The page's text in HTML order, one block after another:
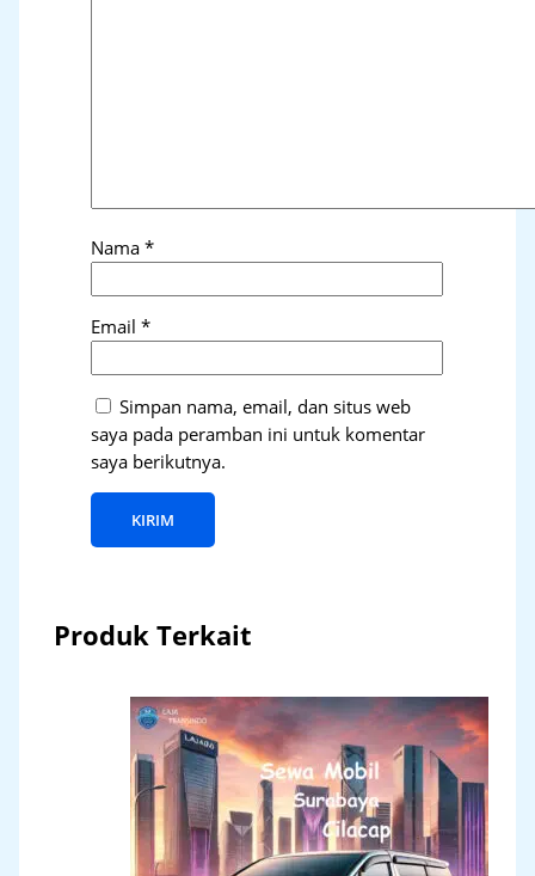
Nama*
Email*
Simpan nama, email, dan situs web
saya pada peramban ini untuk komentar
saya berikutnya.
Produk Terkait